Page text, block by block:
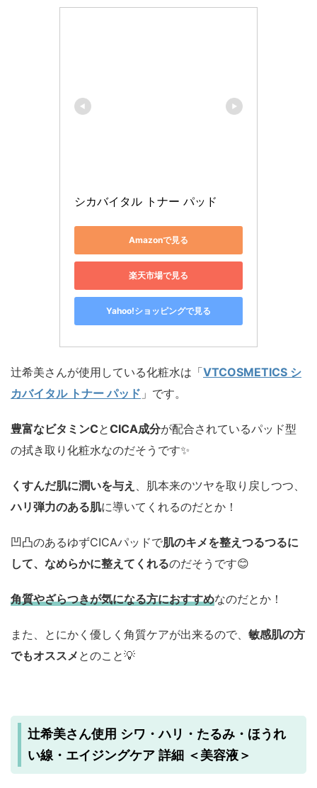
シカバイタル トナー パッド
Amazonで見る
楽天市場で見る
Yahoo!ショッピングで見る
辻希美さんが使用している化粧水は「VTCOSMETICS シ
カバイタル トナー パッド 」です。
豊富なビタミンCとCICA成分が配合されているパッド型
の拭き取り化粧水なのだそうです✨
くすんだ肌に潤いを与え
、肌本来のツヤを取り戻しつつ、
ハリ弾力のある肌に導いてくれるのだとか！
凹凸のあるゆずCICAパッドで肌のキメを整えつるつるに
して、なめらかに整えてくれるのだそうです😊
角質やざらつきが気になる方におすすめなのだとか！
また、とにかく優しく角質ケアが出来るので、 敏感肌の方
でもオススメ とのこと💡
辻希美さん使用 シワ・ハリ・たるみ・ほうれ
い線・エイジングケア 詳細 ＜美容液＞